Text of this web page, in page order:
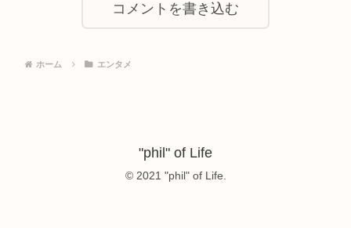
コメントを書き込む
ホーム エンタメ
"phil" of Life
© 2021 "phil" of Life.